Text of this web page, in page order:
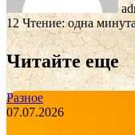
12Чтение: одна минута
Читайте еще
Разное
07.07.2026